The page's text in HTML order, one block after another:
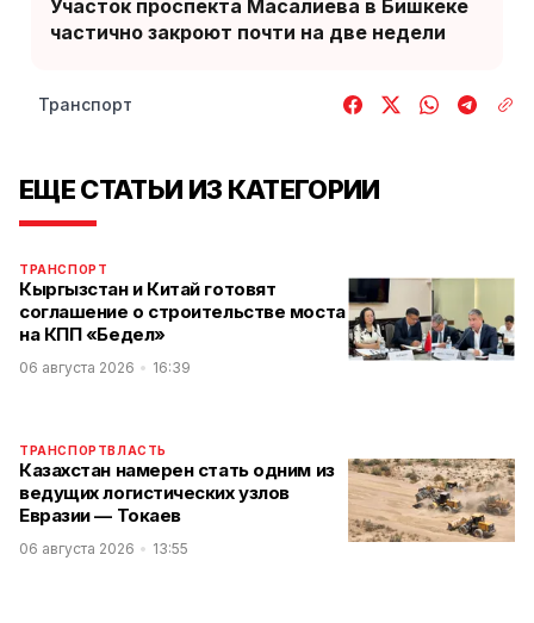
Участок проспекта Масалиева в Бишкеке
частично закроют почти на две недели
Транспорт
ЕЩЕ СТАТЬИ ИЗ КАТЕГОРИИ
ТРАНСПОРТ
Кыргызстан и Китай готовят
соглашение о строительстве моста
на КПП «Бедел»
06 августа 2026 16:39
ТРАНСПОРТВЛАСТЬ
Казахстан намерен стать одним из
ведущих логистических узлов
Евразии — Токаев
06 августа 2026 13:55